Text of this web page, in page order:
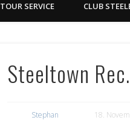
TOUR SERVICE CLUB
Steeltown
Stephan 18.